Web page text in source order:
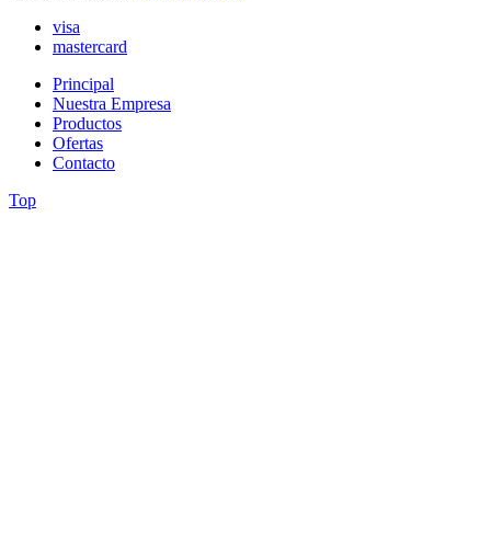
visa
mastercard
Principal
Nuestra Empresa
Productos
Ofertas
Contacto
Top